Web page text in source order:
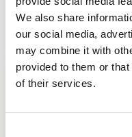
We also share
our social media,
may combine it with
provided to them or
of their services.
(UE) 2016/679 del 27 aprile 2016
personali.